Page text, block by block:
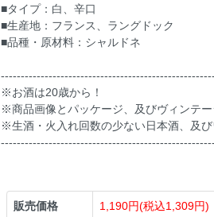
■タイプ：白、辛口
■生産地：フランス、ラングドック
■品種・原材料：シャルドネ
※お酒は20歳から！
※商品画像とパッケージ、及びヴィンテ
※生酒・火入れ回数の少ない日本酒、及
販売価格 1,190円(税込1,309円)